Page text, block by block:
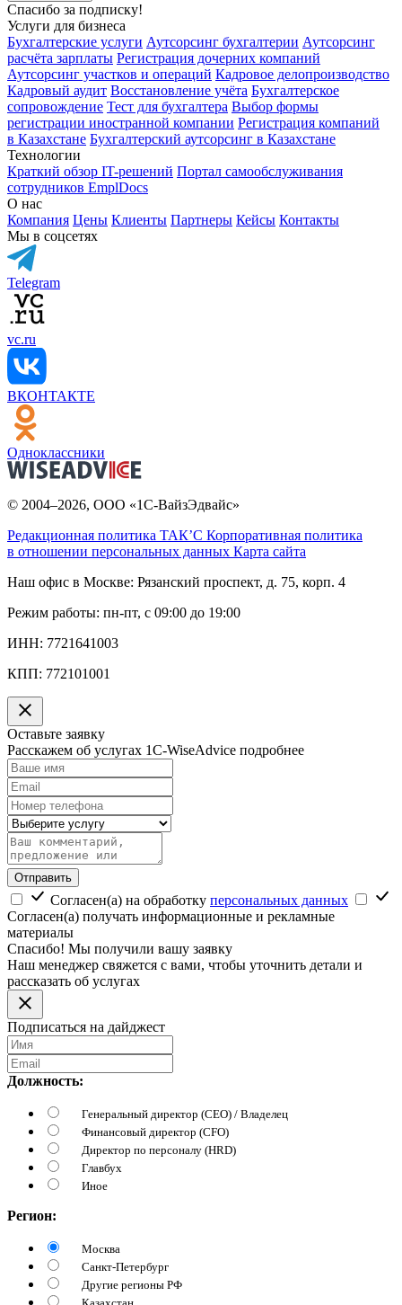
Спасибо за подписку!
Услуги для бизнеса
Бухгалтерские услуги Аутсорсинг бухгалтерии Аутсорсинг
расчёта зарплаты Регистрация дочерних компаний
Аутсорсинг участков и операций Кадровое делопроизводство
Кадровый аудит Восстановление учёта Бухгалтерское
сопровождение Тест для бухгалтера Выбор формы
регистрации иностранной компании Регистрация компаний
в Казахстане Бухгалтерский аутсорсинг в Казахстане
Технологии
Краткий обзор IT-решений Портал самообслуживания
сотрудников EmplDocs
О нас
Компания Цены Клиенты Партнеры Кейсы Контакты
Мы в соцсетях
Telegram
vc.ru
ВКОНТАКТЕ
Одноклассники
© 2004–2026, ООО «1С-ВайзЭдвайс»
Редакционная политика ТАК’C Корпоративная политика
в отношении персональных данных Карта сайта
Наш офис в Москве: Рязанский проспект, д. 75, корп. 4
Режим работы: пн-пт, с 09:00 до 19:00
ИНН: 7721641003
КПП: 772101001
Оставьте заявку
Расскажем об услугах 1C-WiseAdvice подробнее
Отправить
Согласен(а) на обработку персональных данных
Согласен(а) получать информационные и рекламные
материалы
Спасибо! Мы получили вашу заявку
Наш менеджер свяжется с вами, чтобы уточнить детали и
рассказать об услугах
Подписаться на дайджест
Должность:
Генеральный директор (CEO) / Владелец
Финансовый директор (CFO)
Директор по персоналу (HRD)
Главбух
Иное
Регион:
Москва
Санкт-Петербург
Другие регионы РФ